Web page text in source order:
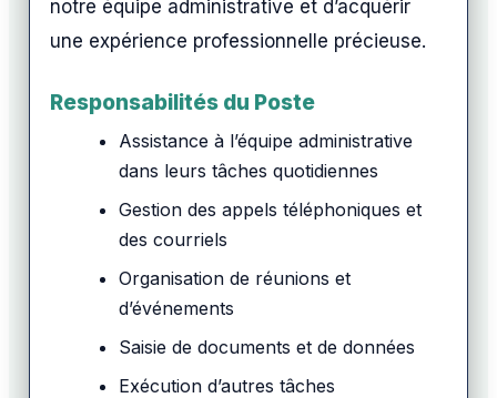
notre équipe administrative et d’acquérir
une expérience professionnelle précieuse.
Responsabilités du Poste
Assistance à l’équipe administrative
dans leurs tâches quotidiennes
Gestion des appels téléphoniques et
des courriels
Organisation de réunions et
d’événements
Saisie de documents et de données
Exécution d’autres tâches